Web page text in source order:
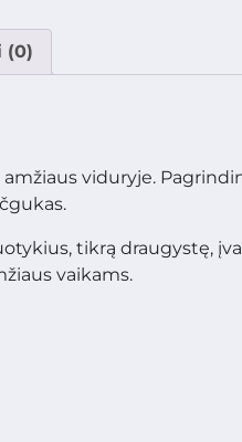
(0)
viduryje.
tikrą draugystę,
vaikams.